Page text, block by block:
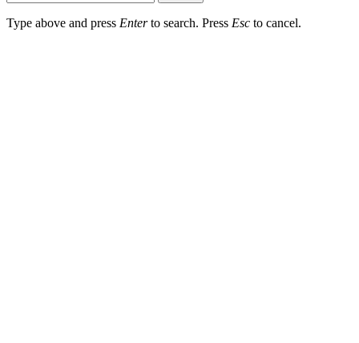
Type above and press Enterto search. Press Esc to cancel.